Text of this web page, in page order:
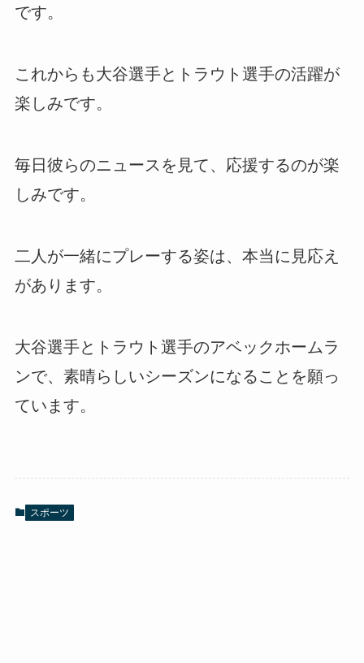
です。
これからも大谷選手とトラウト選手の活躍が
楽しみです。
毎日彼らのニュースを見て、応援するのが楽
しみです。
二人が一緒にプレーする姿は、本当に見応え
があります。
大谷選手とトラウト選手のアベックホームラ
ンで、素晴らしいシーズンになることを願っ
ています。
スポーツ